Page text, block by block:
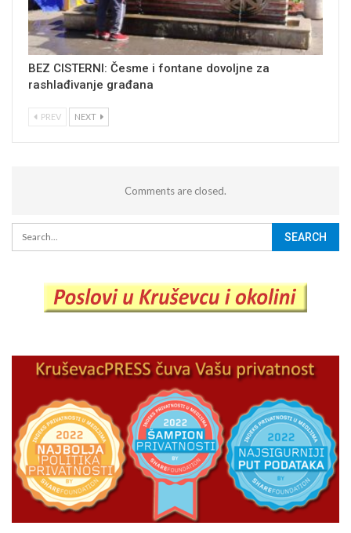
BEZ CISTERNI: Česme i fontane dovoljne za
rashlađivanje građana
PREV NEXT
Comments are closed.